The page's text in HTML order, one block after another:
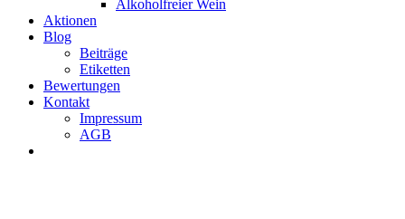
Alkoholfreier Wein
Aktionen
Blog
Beiträge
Etiketten
Bewertungen
Kontakt
Impressum
AGB